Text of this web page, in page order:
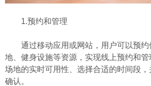
1.预约和管理
通过移动应用或网站，用户可以预约
地、健身设施等资源，实现线上预约和
场地的实时可用性、选择合适的时间段
确认。